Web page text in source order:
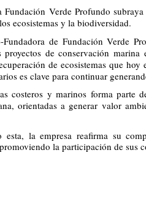
Verde Profundo
ecosistemas y la biodiversidad.
de Fundación Verde
proyectos de conservación
de ecosistemas que
es clave para continuar
costeros y marinos forma
orientadas a generar valor
la empresa reafirma su
la participación de sus